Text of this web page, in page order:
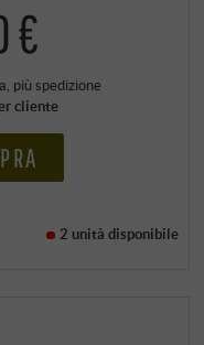
€
, più spedizione
cliente
2 unità disponibile